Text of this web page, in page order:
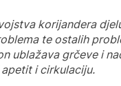
korijandera
te ostalih
ublažava grčeve i
i cirkulaciju.